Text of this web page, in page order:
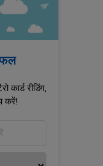
कार्ड रीडिंग,
करें!